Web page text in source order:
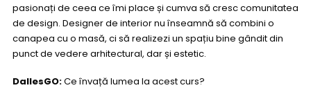
pasionați de ceea ce îmi place și cumva să cresc comunitatea
de design. Designer de interior nu înseamnă să combini o
canapea cu o masă, ci să realizezi un spațiu bine gândit din
punct de vedere arhitectural, dar și estetic.
DallesGO:Ce învață lumea la acest curs?